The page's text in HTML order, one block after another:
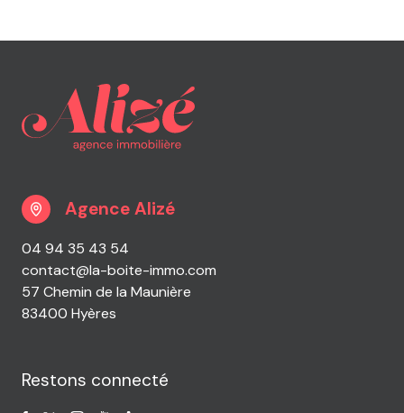
Agence Alizé
04 94 35 43 54
contact@la-boite-immo.com
57 Chemin de la Maunière
83400 Hyères
Restons connecté